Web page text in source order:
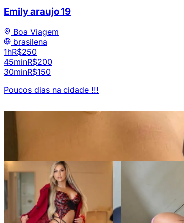
Emily araujo19
Boa Viagem
brasilena
1hR$250
45minR$200
30minR$150
Poucos dias na cidade !!!